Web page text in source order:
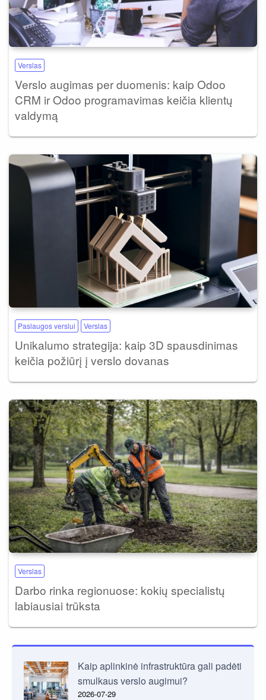
Verslas
Verslo augimas per duomenis: kaip Odoo
CRM ir Odoo programavimas keičia klientų
valdymą
Paslaugos verslui Verslas
Unikalumo strategija: kaip 3D spausdinimas
keičia požiūrį į verslo dovanas
Verslas
Darbo rinka regionuose: kokių specialistų
labiausiai trūksta
Kaip aplinkinė infrastruktūra gali padėti
smulkaus verslo augimui?
2026-07-29